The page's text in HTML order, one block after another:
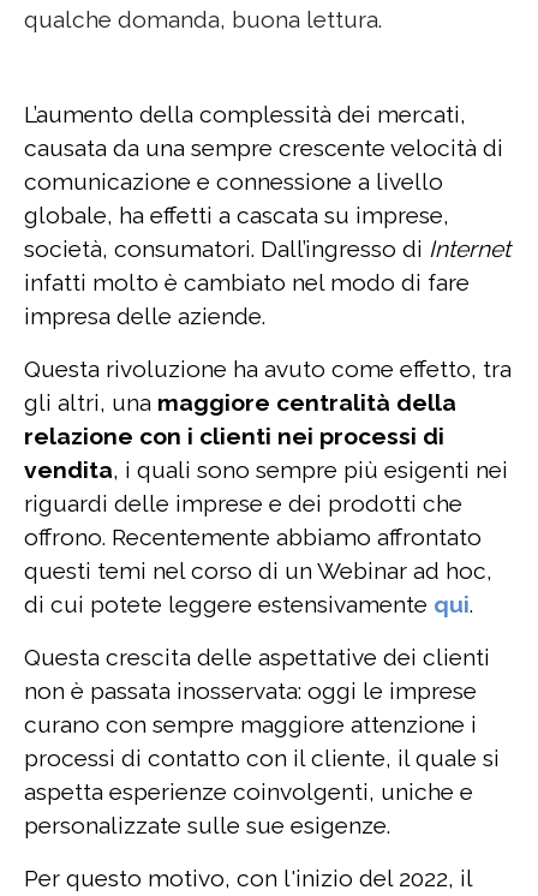
qualche domanda, buona lettura.
L’aumento della complessità dei mercati,
causata da una sempre crescente velocità di
comunicazione e connessione a livello
globale, ha effetti a cascata su imprese,
società, consumatori. Dall’ingresso di Internet
infatti molto è cambiato nel modo di fare
impresa delle aziende.
Questa rivoluzione ha avuto come effetto, tra
gli altri, una maggiore centralità della
relazione con i clienti nei processi di
vendita, i quali sono sempre più esigenti nei
riguardi delle imprese e dei prodotti che
offrono. Recentemente abbiamo affrontato
questi temi nel corso di un Webinar ad hoc,
di cui potete leggere estensivamente qui.
Questa crescita delle aspettative dei clienti
non è passata inosservata: oggi le imprese
curano con sempre maggiore attenzione i
processi di contatto con il cliente, il quale si
aspetta esperienze coinvolgenti, uniche e
personalizzate sulle sue esigenze.
Per questo motivo, con l'inizio del 2022, il